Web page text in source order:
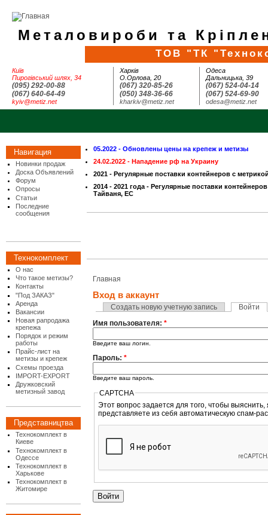
Металовироби та
ТОВ "ТК
Київ
Пирогівський шлях, 34
(095) 292-00-88
(067) 640-64-49
kyiv@metiz.net
Харків
О.Орлова, 20
(067) 320-85-26
(050) 348-36-66
kharkiv@metiz.net
Одеса
Дальницька, 39
(067) 524-04-14
(067) 524-69-90
odesa@metiz.net
Навигация
Новинки продаж
Доска Объявлений
Форум
Опросы
Статьи
Последние
сообщения
Технокомплект
О нас
Что такое метизы?
Контакты
"Под ЗАКАЗ"
Аренда
Вакансии
Новая рапродажа
крепежа
Порядок и режим
работы
Прайс-лист на
метизы и крепеж
Схемы проезда
IMPORT-EXPORT
Дружковский
метизный завод
Представництва
Технокомплект в
Киеве
Технокомплект в
Одессе
Технокомплект в
Харькове
Технокомплект в
Житомире
05.2022 - Обновлены цены на крепеж и метизы
24.02.2022 - Нападение рф на Украину
2021 - Регулярные поставки контейнеров с
2014 - 2021 года - Регулярные поставки
Тайваня, ЕС
Главная
Вход в аккаунт
Создать новую учетную запись
Войти
Имя пользователя: *
Введите ваш логин.
Пароль: *
Введите ваш пароль.
CAPTCHA
Этот вопрос задается для того, чтобы выяснить,
представляете из себя автоматическую спам-